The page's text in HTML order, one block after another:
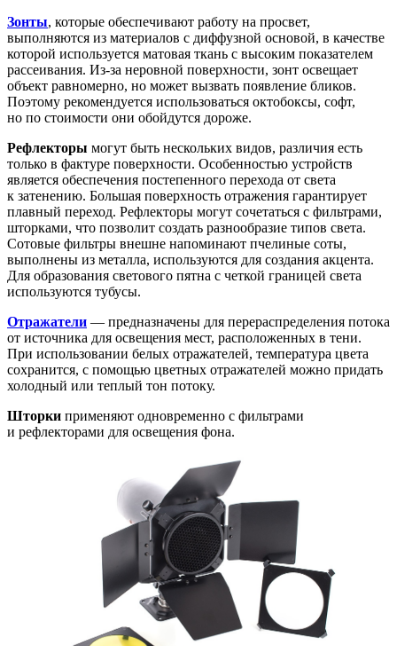
Зонты, которые обеспечивают работу на просвет,
выполняются из материалов с диффузной основой, в качестве
которой используется матовая ткань с высоким показателем
рассеивания. Из-за неровной поверхности, зонт освещает
объект равномерно, но может вызвать появление бликов.
Поэтому рекомендуется использоваться октобоксы, софт,
но по стоимости они обойдутся дороже.
Рефлекторы могут быть нескольких видов, различия есть
только в фактуре поверхности. Особенностью устройств
является обеспечения постепенного перехода от света
к затенению. Большая поверхность отражения гарантирует
плавный переход. Рефлекторы могут сочетаться с фильтрами,
шторками, что позволит создать разнообразие типов света.
Сотовые фильтры внешне напоминают пчелиные соты,
выполнены из металла, используются для создания акцента.
Для образования светового пятна с четкой границей света
используются тубусы.
Отражатели — предназначены для перераспределения потока
от источника для освещения мест, расположенных в тени.
При использовании белых отражателей, температура цвета
сохранится, с помощью цветных отражателей можно придать
холодный или теплый тон потоку.
Шторки применяют одновременно с фильтрами
и рефлекторами для освещения фона.